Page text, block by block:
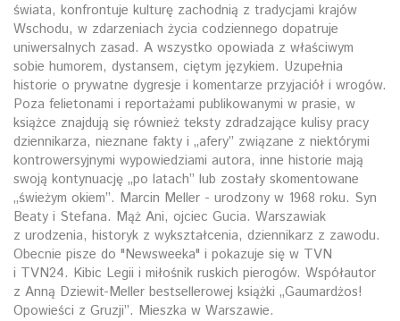
świata, konfrontuje kulturę zachodnią z tradycjami krajów
Wschodu, w zdarzeniach życia codziennego dopatruje
uniwersalnych zasad. A wszystko opowiada z właściwym
sobie humorem, dystansem, ciętym językiem. Uzupełnia
historie o prywatne dygresje i komentarze przyjaciół i wrogów.
Poza felietonami i reportażami publikowanymi w prasie, w
książce znajdują się również teksty zdradzające kulisy pracy
dziennikarza, nieznane fakty i „afery” związane z niektórymi
kontrowersyjnymi wypowiedziami autora, inne historie mają
swoją kontynuację „po latach” lub zostały skomentowane
„świeżym okiem”. Marcin Meller - urodzony w 1968 roku. Syn
Beaty i Stefana. Mąż Ani, ojciec Gucia. Warszawiak
z urodzenia, historyk z wykształcenia, dziennikarz z zawodu.
Obecnie pisze do "Newsweeka" i pokazuje się w TVN
i TVN24. Kibic Legii i miłośnik ruskich pierogów. Współautor
z Anną Dziewit-Meller bestsellerowej książki „Gaumardżos!
Opowieści z Gruzji”. Mieszka w Warszawie.